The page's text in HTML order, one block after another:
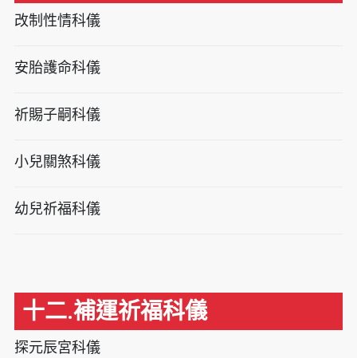
改制性情科儀
安胎護命科儀
祈賜子嗣科儀
小兒關煞科儀
幼兒祈福科儀
十二.補運祈福科儀
探元辰宮科儀